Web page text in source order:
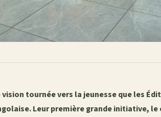
vision tournée vers la jeunesse que les
Leur première grande initiative, le